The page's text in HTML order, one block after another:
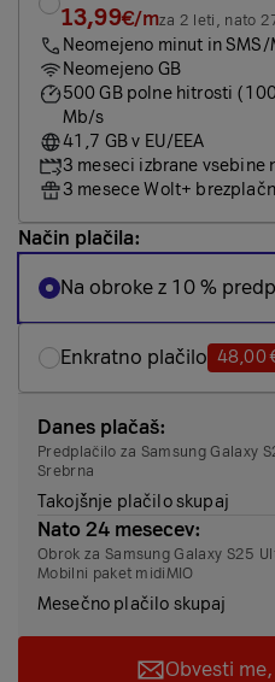
13,99€/mza 2 leti, nato
Neomejeno minut in SMS/
Neomejeno GB
500 GB polne hitrosti
Mb/s
41,7 GB v EU/EEA
3 meseci izbrane vsebine
3 mesece Wolt+
Način plačila:
Na obroke z 10 %
Enkratno plačilo 48,00
Danes plačaš:
Predplačilo za Samsung Galaxy
Srebrna
Takojšnje plačilo skupaj
Nato 24 mesecev:
Obrok za Samsung Galaxy S25
Mobilni paket midiMIO
Mesečno plačilo skupaj
Obvesti